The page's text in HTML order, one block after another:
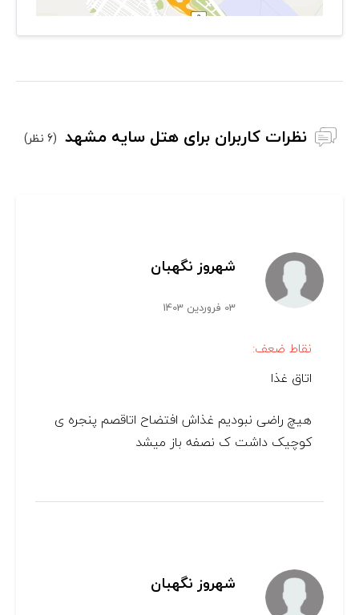
نظرات کاربران برای هتل سایه مشهد (6 نظر)
شهروز نگهبان
03 فروردین 1403
نقاط ضعف:
اتاق غذا
هیچ راضی نبودیم غذاش افتضاح اتاقصم پنجره ی
کوچیک داشت ک نصفه باز میشد
شهروز نگهبان